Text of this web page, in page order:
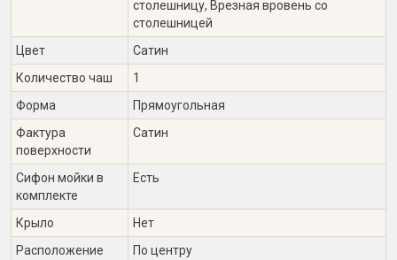
столешницу, Врезная вровень со
столешницей
Цвет
Сатин
Количество чаш
1
Форма
Прямоугольная
Фактура
поверхности
Сатин
Сифон мойки в
комплекте
Есть
Крыло
Нет
Расположение
По центру